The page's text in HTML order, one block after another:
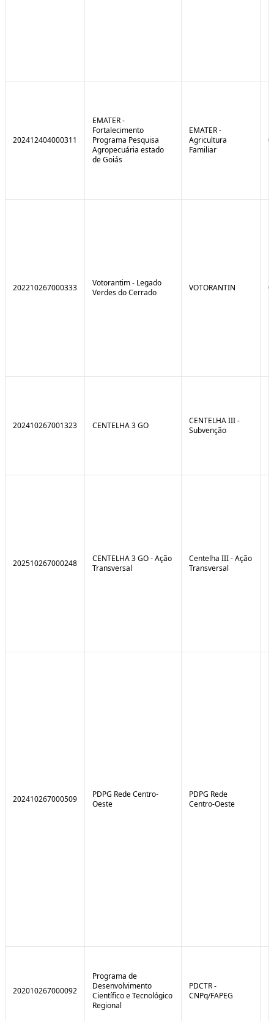
202412404000311
EMATER -
Fortalecimento
Programa Pesquisa
Agropecuária estado
de Goiás
EMATER -
Agricultura
Familiar
202210267000333
Votorantim - Legado
Verdes do Cerrado
VOTORANTIN
202410267001323 CENTELHA 3 GO
CENTELHA III -
Subvenção
202510267000248
CENTELHA 3 GO - Ação
Transversal
Centelha III - Ação
Transversal
202410267000509
PDPG Rede Centro-
Oeste
PDPG Rede
Centro-Oeste
202010267000092
Programa de
Desenvolvimento
Científico e Tecnológico
Regional
PDCTR -
CNPq/FAPEG